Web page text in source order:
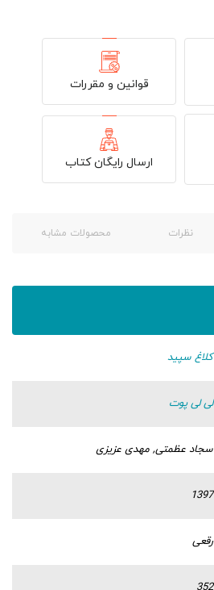
قوانین و مقررات
ارسال رایگان کتاب
نظرات محصولات مشابه
کلاغ سپید
لی لی پوت
سجاد عظمتی, مهدی عزیزی
1397
رقعی